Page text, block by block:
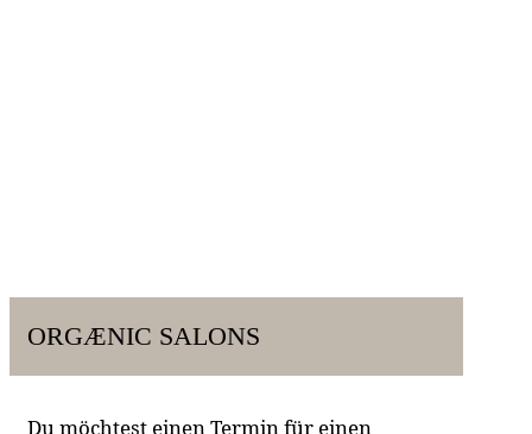
ORGÆNIC SALONS
Du möchtest einen Termin für einen